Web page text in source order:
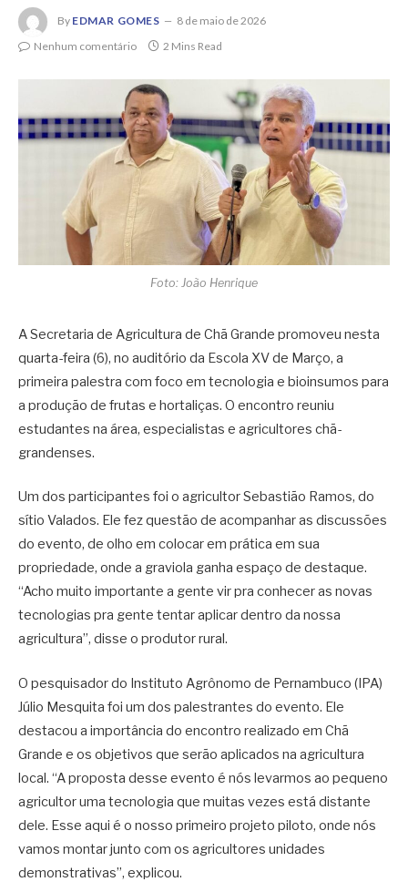
By EDMAR GOMES
8 de maio de 2026
Nenhum comentário
2 Mins Read
Foto: João Henrique
A Secretaria de Agricultura de Chã Grande promoveu nesta
quarta-feira (6), no auditório da Escola XV de Março, a
primeira palestra com foco em tecnologia e bioinsumos para
a produção de frutas e hortaliças. O encontro reuniu
estudantes na área, especialistas e agricultores chã-
grandenses.
Um dos participantes foi o agricultor Sebastião Ramos, do
sítio Valados. Ele fez questão de acompanhar as discussões
do evento, de olho em colocar em prática em sua
propriedade, onde a graviola ganha espaço de destaque.
“Acho muito importante a gente vir pra conhecer as novas
tecnologias pra gente tentar aplicar dentro da nossa
agricultura”, disse o produtor rural.
O pesquisador do Instituto Agrônomo de Pernambuco (IPA)
Júlio Mesquita foi um dos palestrantes do evento. Ele
destacou a importância do encontro realizado em Chã
Grande e os objetivos que serão aplicados na agricultura
local. “A proposta desse evento é nós levarmos ao pequeno
agricultor uma tecnologia que muitas vezes está distante
dele. Esse aqui é o nosso primeiro projeto piloto, onde nós
vamos montar junto com os agricultores unidades
demonstrativas”, explicou.